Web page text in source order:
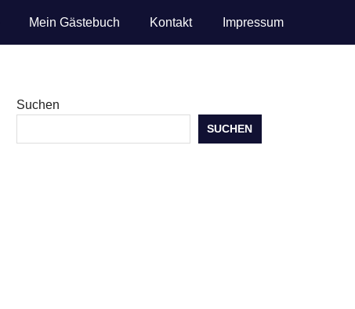
Mein Gästebuch Kontakt Impressum
Suchen
SUCHEN